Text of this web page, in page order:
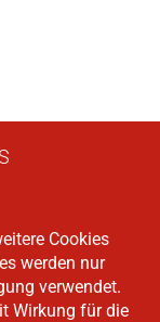
Cookies
werden nur
verwendet.
Wirkung für die